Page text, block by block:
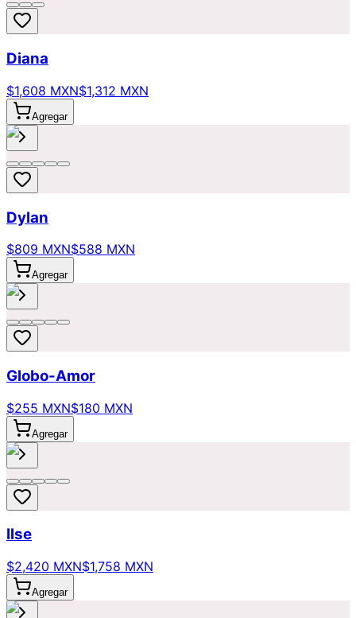
Diana
$1,608 MXN$1,312 MXN
Agregar
Dylan
$809 MXN$588 MXN
Agregar
Globo-Amor
$255 MXN$180 MXN
Agregar
Ilse
$2,420 MXN$1,758 MXN
Agregar